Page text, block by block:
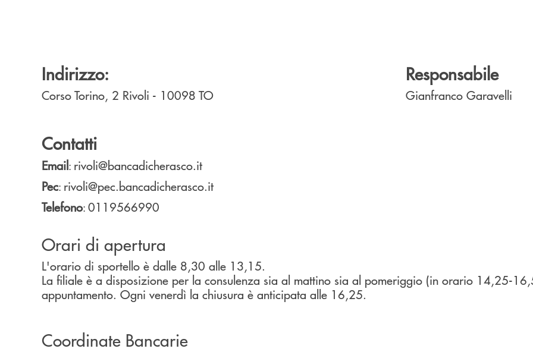
Indirizzo:
Corso Torino, 2 Rivoli - 10098 TO
Contatti
Email: rivoli@bancadicherasco.it
Pec: rivoli@pec.bancadicherasco.it
Telefono: 0119566990
Responsabile
Gianfranco Garavelli
Orari di apertura
L'orario di sportello è dalle 8,30 alle 13,15.
La filiale è a disposizione per la consulenza sia al mattino sia al pomeriggio (in orario 14,25-
appuntamento. Ogni venerdì la chiusura è anticipata alle 16,25.
Coordinate Bancarie